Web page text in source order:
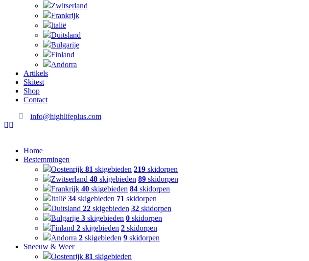
Zwitserland
Frankrijk
Italië
Duitsland
Bulgarije
Finland
Andorra
Artikels
Skitest
Shop
Contact
info@highlifeplus.com
Home
Bestemmingen
Oostenrijk 81 skigebieden 219 skidorpen
Zwitserland 48 skigebieden 89 skidorpen
Frankrijk 40 skigebieden 84 skidorpen
Italië 34 skigebieden 71 skidorpen
Duitsland 22 skigebieden 32 skidorpen
Bulgarije 3 skigebieden 0 skidorpen
Finland 2 skigebieden 2 skidorpen
Andorra 2 skigebieden 9 skidorpen
Sneeuw & Weer
Oostenrijk 81 skigebieden